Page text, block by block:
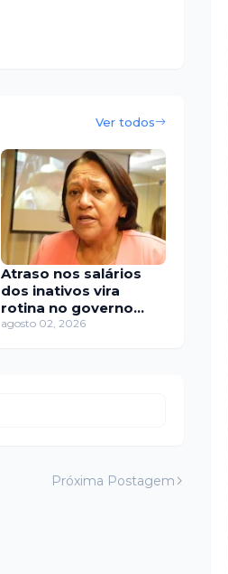
Ver todos
Atraso nos salários
dos inativos vira
rotina no governo
Fátima
agosto 02, 2026
Próxima Postagem